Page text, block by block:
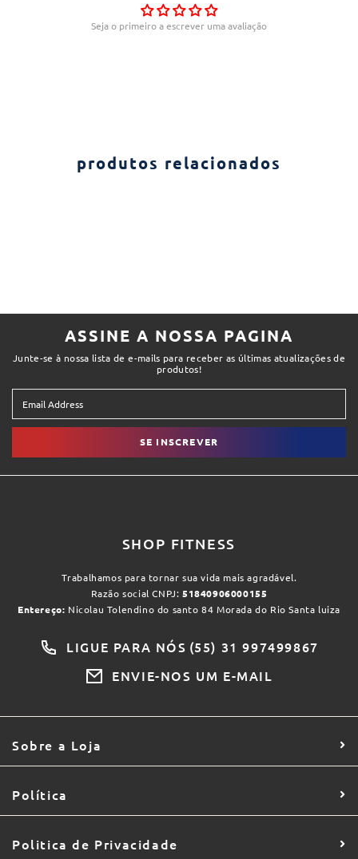
Seja o primeiro a escrever uma avaliação
produtos relacionados
ASSINE A NOSSA PAGINA
Junte-se à nossa lista de e-mails para receber as últimas atualizações de
produtos!
SE INSCREVER
SHOP FITNESS
Trabalhamos para tornar sua vida mais agradável.
Razão social CNPJ: 51840906000155
Entereço: Nicolau Tolendino do santo 84 Morada do Rio Santa luiza
LIGUE PARA NÓS (55) 31 997499867
ENVIE-NOS UM E-MAIL
Sobre a Loja
Política
Politica de Privacidade